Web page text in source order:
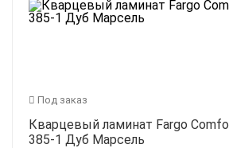
Под заказ
Кварцевый ламинат Fargo
385-1 Дуб Марсель